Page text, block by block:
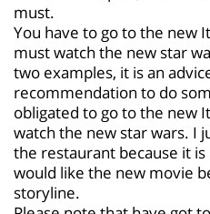
must.
You have to go to the new
must watch the new star
two examples, it is an
recommendation to do
obligated to go to the new
watch the new star wars. I
the restaurant because it
would like the new movie
storyline.